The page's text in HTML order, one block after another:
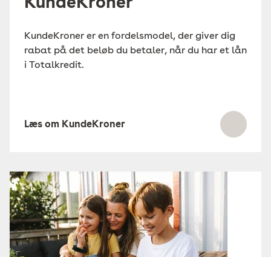
KundeKroner er en fordelsmodel, der giver dig
rabat på det beløb du betaler, når du har et lån
i Totalkredit.
Læs om KundeKroner